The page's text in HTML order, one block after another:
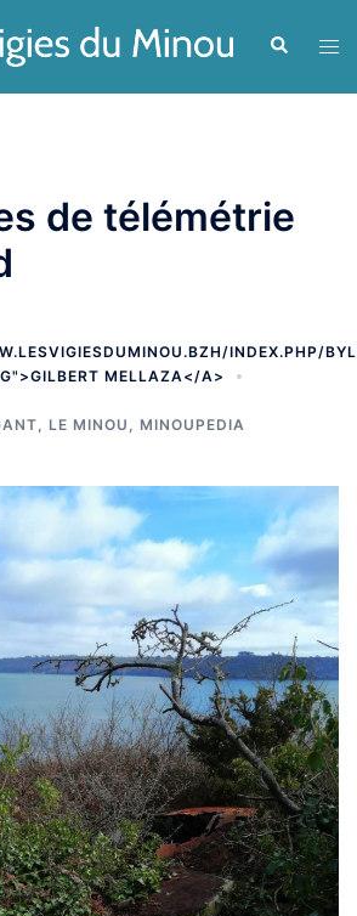
de télémétrie
INDEX.PHP/
MELLAZA</A>
LE MINOU MINOUPEDIA